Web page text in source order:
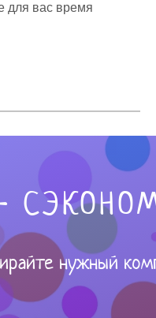
для вас время
нужный